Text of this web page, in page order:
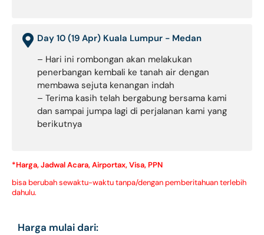
Day 10 (19 Apr) Kuala Lumpur - Medan
– Hari ini rombongan akan melakukan
penerbangan kembali ke tanah air dengan
membawa sejuta kenangan indah
– Terima kasih telah bergabung bersama kami
dan sampai jumpa lagi di perjalanan kami yang
berikutnya
*Harga, Jadwal Acara, Airportax, Visa, PPN
bisa berubah sewaktu-waktu tanpa/dengan pemberitahuan terlebih
dahulu.
Harga mulai dari: